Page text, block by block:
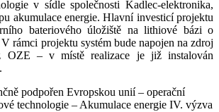
v sídle společnosti Kadlec-elektronika,
akumulace energie. Hlavní investicí projektu
bateriového úložiště na lithiové bázi o
rámci projektu systém bude napojen na zdroj
OZE – v místě realizace je již instalován
podpořen Evropskou unií – operační
technologie – Akumulace energie IV. výzva